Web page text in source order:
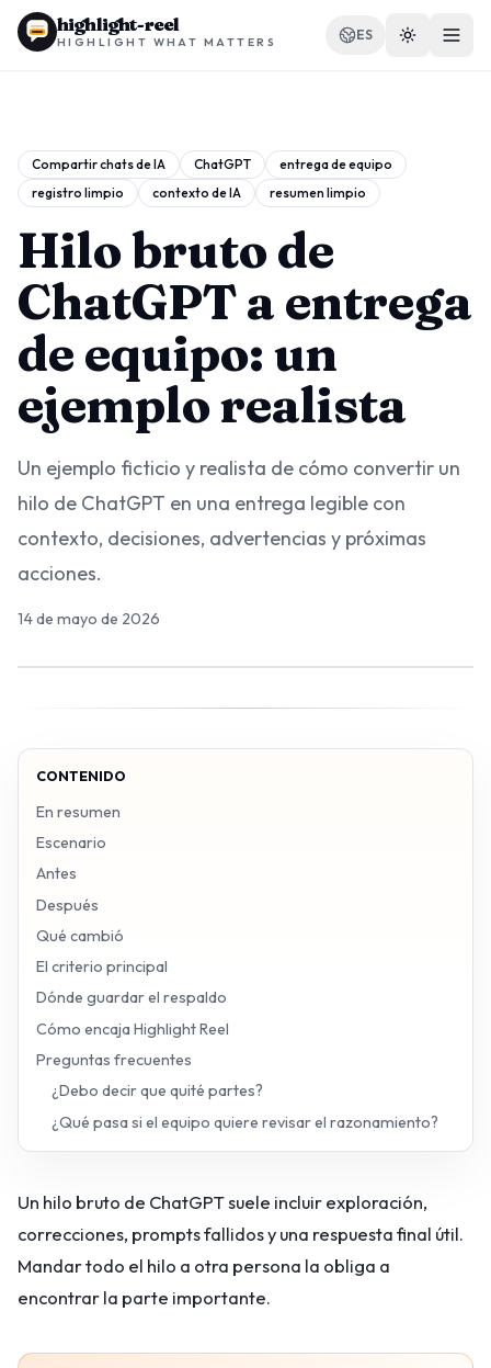
highlight-reel
HIGHLIGHT WHAT MATTERS ES
RECURSOS
Blog
Comparar
Plantillas
Casos de uso
Extensión
Compartir chats de IA ChatGPT
entrega de equipo
registro limpio
contexto de IA resumen limpio
Hilo bruto de
ChatGPT a entrega
de equipo: un
ejemplo realista
Un ejemplo ficticio y realista de cómo convertir un
hilo de ChatGPT en una entrega legible con
contexto, decisiones, advertencias y próximas
acciones.
14 de mayo de 2026
CONTENIDO
En resumen
Escenario
Antes
Después
Qué cambió
El criterio principal
Dónde guardar el respaldo
Cómo encaja Highlight Reel
Preguntas frecuentes
¿Debo decir que quité partes?
¿Qué pasa si el equipo quiere revisar el razonamiento?
Un hilo bruto de ChatGPT suele incluir exploración,
correcciones, prompts fallidos y una respuesta final útil.
Mandar todo el hilo a otra persona la obliga a
encontrar la parte importante.